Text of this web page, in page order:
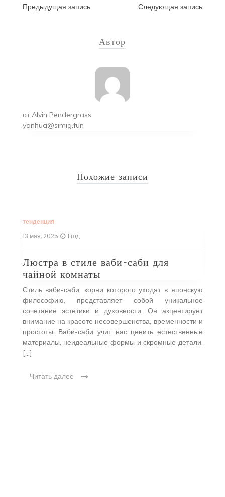
Навигация
Предыдущая запись Следующая запись
Автор
от Alvin Pendergrass
yanhua@simig.fun
Похожие записи
тенденция
13 мая, 2025 1 год
Люстра в стиле ваби-саби для
чайной комнаты
Стиль ваби-саби, корни которого уходят в японскую
философию, представляет собой уникальное
сочетание эстетики и духовности. Он акцентирует
внимание на красоте несовершенства, временности и
простоты. Ваби-саби учит нас ценить естественные
материалы, неидеальные формы и скромные детали,
[…]
Читать далее